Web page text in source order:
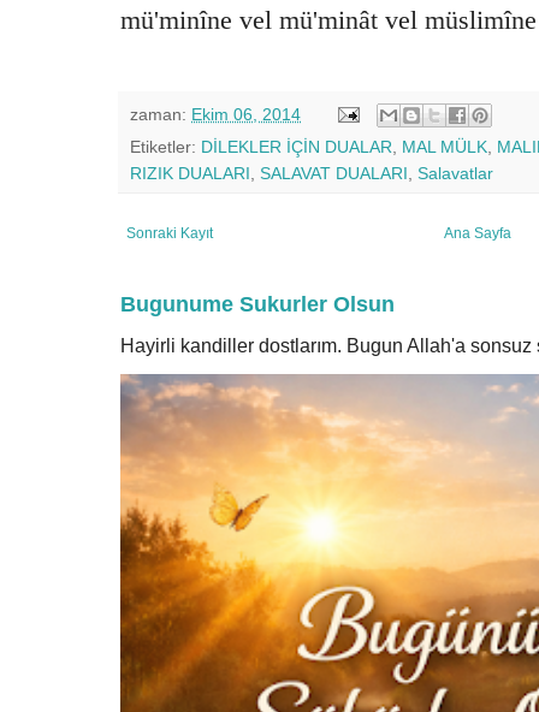
mü'minîne vel mü'minât vel
zaman: Ekim 06, 2014
Etiketler: DİLEKLER İÇİN DUALAR MAL MÜLK
RIZIK DUALARI SALAVAT DUALARI Salavatlar
Sonraki Kayıt Ana Sayfa
Bugunume Sukurler Olsun
Hayirli kandiller dostlarım. Bugun Allah'a